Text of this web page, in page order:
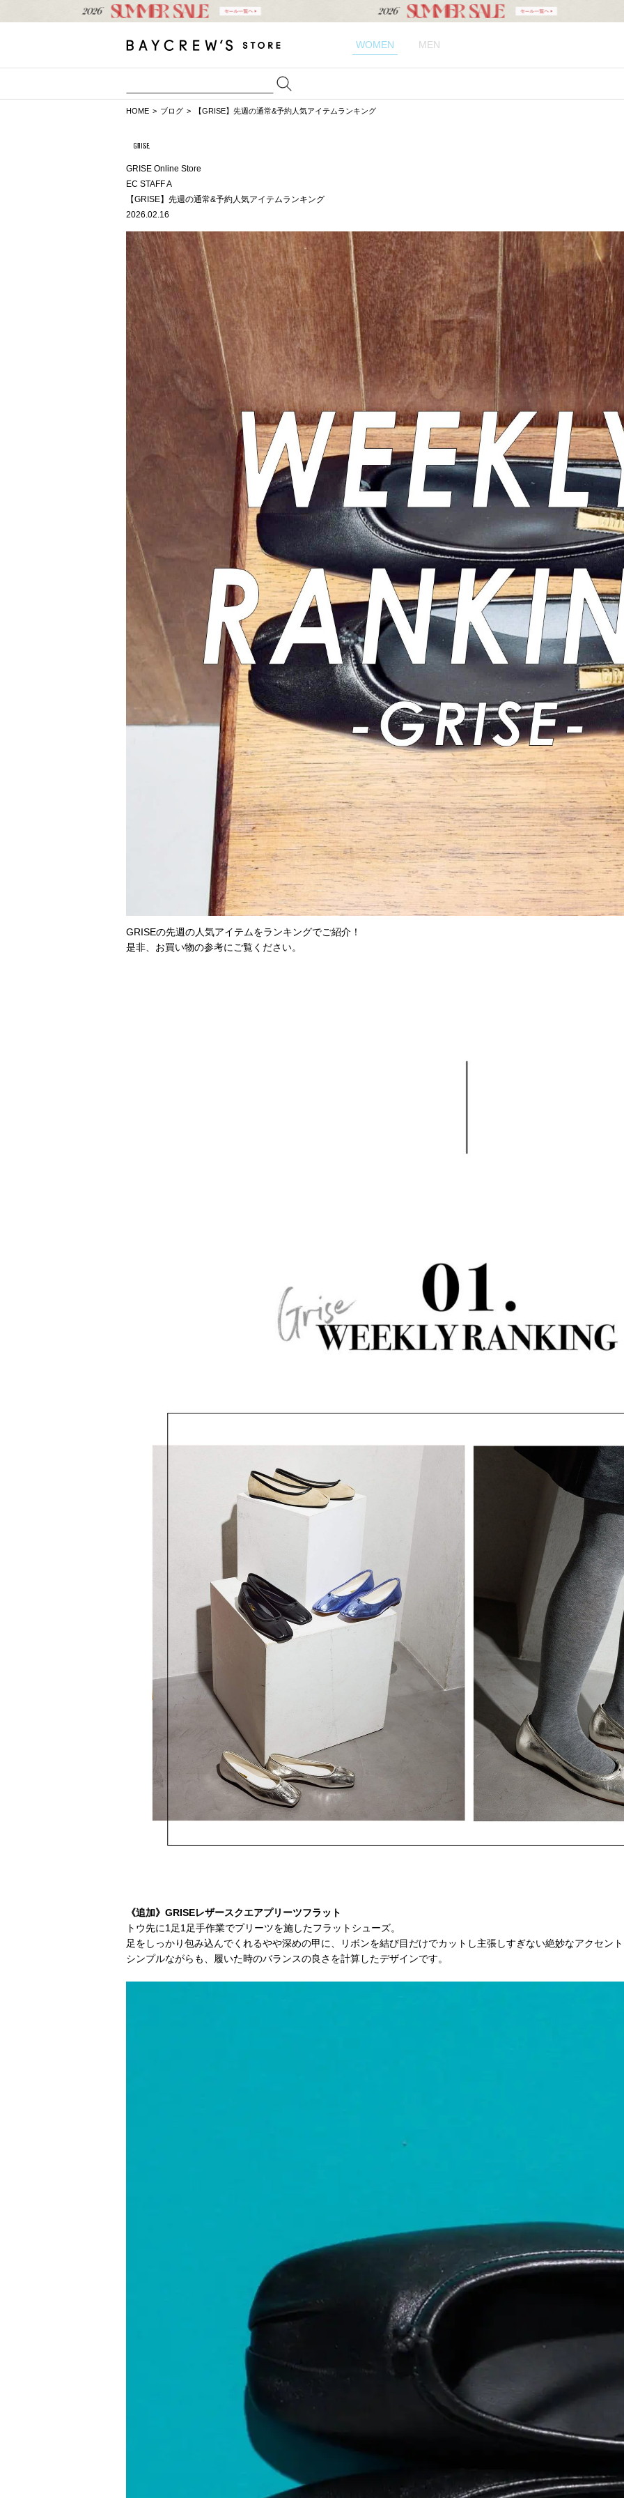
WOMEN MEN
HOME ブログ 【GRISE】先週の通常&予約人気アイテムランキング
GRISE Online Store
EC STAFF A
【GRISE】先週の通常&予約人気アイテムランキング
2026.02.16
GRISEの先週の人気アイテムをランキングでご紹介！
是非、お買い物の参考にご覧ください。
《追加》GRISEレザースクエアプリーツフラット
トウ先に1足1足手作業でプリーツを施したフラットシューズ。
足をしっかり包み込んでくれるやや深めの甲に、リボンを結び目だけでカットし主張しすぎない絶妙なアクセン
シンプルながらも、履いた時のバランスの良さを計算したデザインです。